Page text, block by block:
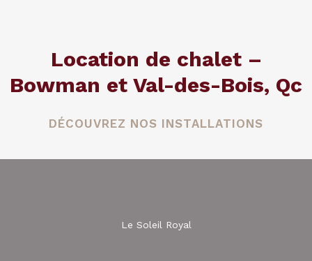
Location de chalet –
Bowman et Val-des-Bois, Qc
DÉCOUVREZ NOS INSTALLATIONS
Le Soleil Royal